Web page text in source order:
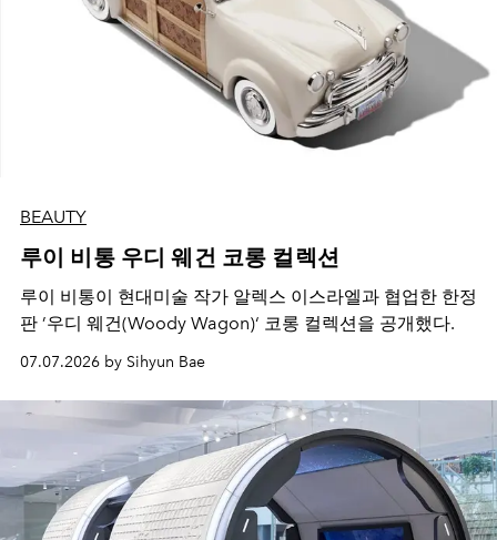
BEAUTY
루이 비통 우디 웨건 코롱 컬렉션
루이 비통이 현대미술 작가 알렉스 이스라엘과 협업한 한정
판 ’우디 웨건(Woody Wagon)‘ 코롱 컬렉션을 공개했다.
07.07.2026 by Sihyun Bae